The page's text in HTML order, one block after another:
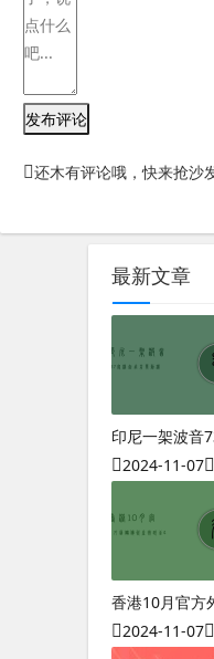
发布评论
还木有评论哦，快来抢沙
最新文章
印尼一架波音
2024-11-07
香港10月官方
2024-11-07